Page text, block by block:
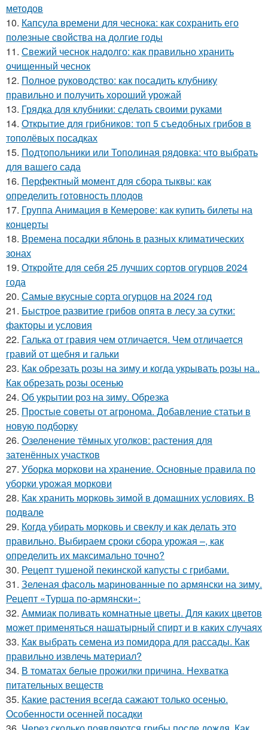
методов
10. Капсула времени для чеснока: как сохранить его
полезные свойства на долгие годы
11. Свежий чеснок надолго: как правильно хранить
очищенный чеснок
12. Полное руководство: как посадить клубнику
правильно и получить хороший урожай
13. Грядка для клубники: сделать своими руками
14. Открытие для грибников: топ 5 съедобных грибов в
тополёвых посадках
15. Подтопольники или Тополиная рядовка: что выбрать
для вашего сада
16. Перфектный момент для сбора тыквы: как
определить готовность плодов
17. Группа Анимация в Кемерове: как купить билеты на
концерты
18. Времена посадки яблонь в разных климатических
зонах
19. Откройте для себя 25 лучших сортов огурцов 2024
года
20. Самые вкусные сорта огурцов на 2024 год
21. Быстрое развитие грибов опята в лесу за сутки:
факторы и условия
22. Галька от гравия чем отличается. Чем отличается
гравий от щебня и гальки
23. Как обрезать розы на зиму и когда укрывать розы на..
Как обрезать розы осенью
24. Об укрытии роз на зиму. Обрезка
25. Простые советы от агронома. Добавление статьи в
новую подборку
26. Озеленение тёмных уголков: растения для
затенённых участков
27. Уборка моркови на хранение. Основные правила по
уборки урожая моркови
28. Как хранить морковь зимой в домашних условиях. В
подвале
29. Когда убирать морковь и свеклу и как делать это
правильно. Выбираем сроки сбора урожая –, как
определить их максимально точно?
30. Рецепт тушеной пекинской капусты с грибами.
31. Зеленая фасоль маринованные по армянски на зиму.
Рецепт «Турша по-армянски»:
32. Аммиак поливать комнатные цветы. Для каких цветов
может применяться нашатырный спирт и в каких случаях
33. Как выбрать семена из помидора для рассады. Как
правильно извлечь материал?
34. В томатах белые прожилки причина. Нехватка
питательных веществ
35. Какие растения всегда сажают только осенью.
Особенности осенней посадки